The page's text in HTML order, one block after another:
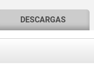
DESCARGAS